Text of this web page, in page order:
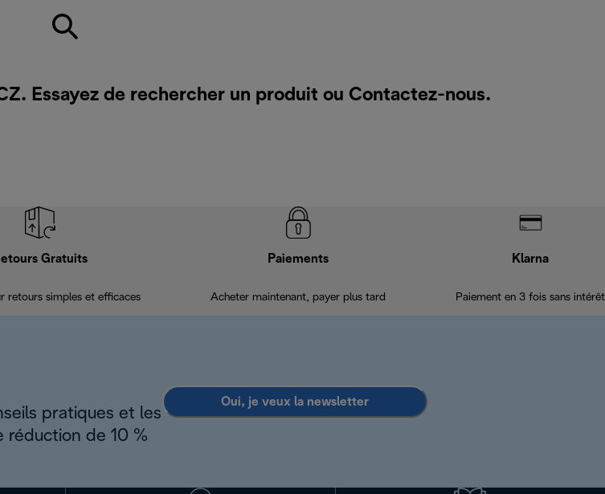
Essayez de rechercher un produit ou Contactez-nous.
Gratuits
retours simples et efficaces
Paiements
Acheter maintenant, payer plus tard
Klarna
Paiement en 3 fois sans intérêt
pratiques et les
réduction de 10 %
Oui, je veux la newsletter